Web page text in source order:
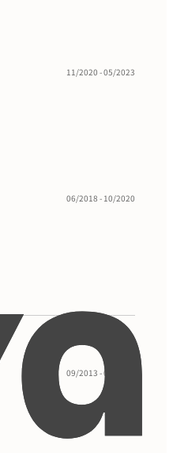
11/2020 - 05/2023
06/2018 - 10/2020
09/2013 - 05/2017